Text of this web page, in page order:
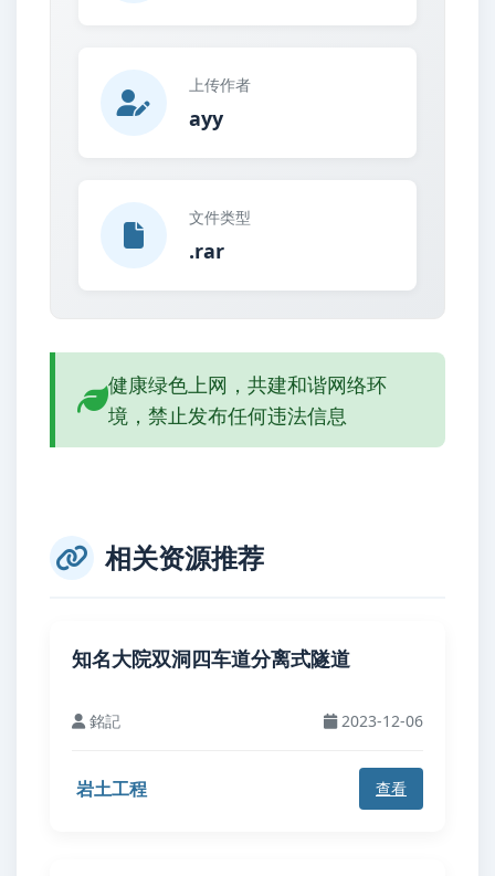
上传作者
ayy
文件类型
.rar
健康绿色上网，共建和谐网络环
境，禁止发布任何违法信息
相关资源推荐
知名大院双洞四车道分离式隧道
銘記 2023-12-06
岩土工程 查看